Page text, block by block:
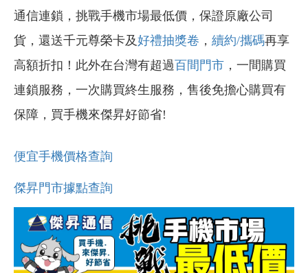
通信連鎖，挑戰手機市場最低價，保證原廠公司
貨，還送千元尊榮卡及好禮抽獎卷 ， 續約/攜碼再享
高額折扣！此外在台灣有超過百間門市 ，一間購買
連鎖服務，一次購買終生服務，售後免擔心購買有
保障，買手機來傑昇好節省!
便宜手機價格查詢
傑昇門市據點查詢